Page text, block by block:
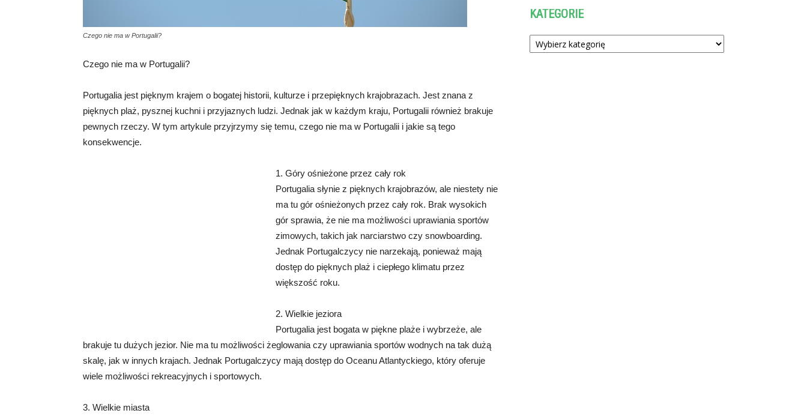
Czego nie ma w Portugalii?
Czego nie ma w Portugalii?
Portugalia jest pięknym krajem o bogatej historii, kulturze i przepięknych krajobrazach. Jest znana z
pięknych plaż, pysznej kuchni i przyjaznych ludzi. Jednak jak w każdym kraju, Portugalii również brakuje
pewnych rzeczy. W tym artykule przyjrzymy się temu, czego nie ma w Portugalii i jakie są tego
konsekwencje.
1. Góry ośnieżone przez cały rok
Portugalia słynie z pięknych krajobrazów, ale niestety nie
ma tu gór ośnieżonych przez cały rok. Brak wysokich
gór sprawia, że nie ma możliwości uprawiania sportów
zimowych, takich jak narciarstwo czy snowboarding.
Jednak Portugalczycy nie narzekają, ponieważ mają
dostęp do pięknych plaż i ciepłego klimatu przez
większość roku.
2. Wielkie jeziora
Portugalia jest bogata w piękne plaże i wybrzeże, ale
brakuje tu dużych jezior. Nie ma tu możliwości żeglowania czy uprawiania sportów wodnych na tak dużą
skalę, jak w innych krajach. Jednak Portugalczycy mają dostęp do Oceanu Atlantyckiego, który oferuje
wiele możliwości rekreacyjnych i sportowych.
3. Wielkie miasta
KATEGORIE
Kategorie